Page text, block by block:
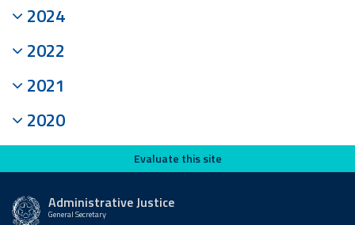
2024
2022
2021
2020
Evaluate this siteEvaluate this site
Administrative Justice
General Secretary